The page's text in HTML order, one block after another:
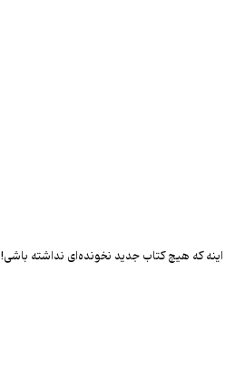
که هیچ کتاب جدید نخونده‌ای نداشته باشی!